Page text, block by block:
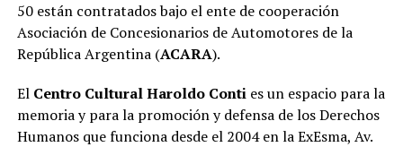
50 están contratados bajo el ente de cooperación
Asociación de Concesionarios de Automotores de la
República Argentina (ACARA).
El Centro Cultural Haroldo Conties un espacio para la
memoria y para la promoción y defensa de los Derechos
Humanos que funciona desde el 2004 en la ExEsma, Av.